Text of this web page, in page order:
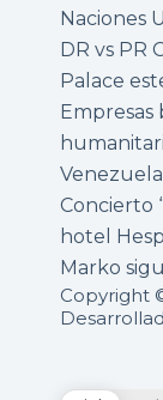
Naciones
DR vs PR
Palace
Empresas
Venezuela
Concierto
hotel
Marko
Copyright